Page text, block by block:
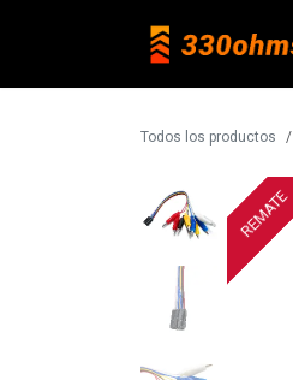
Todos los productos
REMATE
REMATE